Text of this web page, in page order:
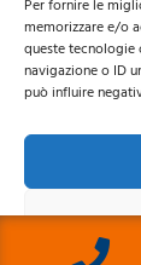
Per fornire le
memorizzare e/o
queste
navigazione o ID
può influire
© 2026
Privacy